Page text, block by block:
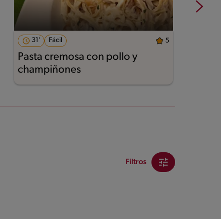
31' Fácil 5
Pasta cremosa con pollo y
champiñones
Filtros